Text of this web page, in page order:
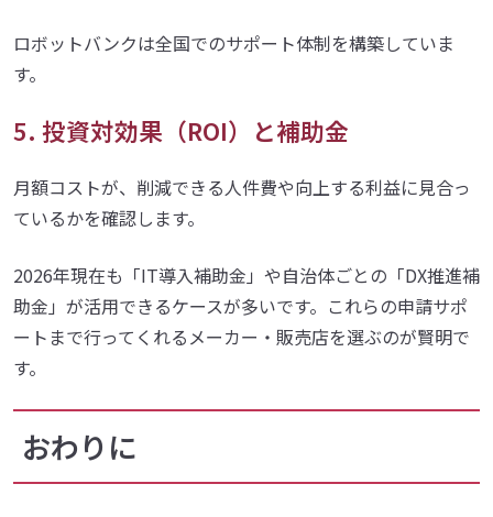
ロボットバンクは全国でのサポート体制を構築していま
す。
5. 投資対効果（ROI）と補助金
月額コストが、削減できる人件費や向上する利益に見合っ
ているかを確認します。
2026年現在も「IT導入補助金」や自治体ごとの「DX推進補
助金」が活用できるケースが多いです。これらの申請サポ
ートまで行ってくれるメーカー・販売店を選ぶのが賢明で
す。
おわりに